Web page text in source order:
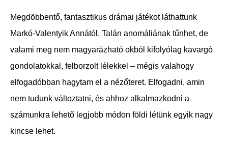
Megdöbbentő, fantasztikus drámai játékot láthattunk
Markó-Valentyik Annától. Talán anomáliának tűnhet, de
valami meg nem magyarázható okból kifolyólag kavargó
gondolatokkal, felborzolt lélekkel – mégis valahogy
elfogadóbban hagytam el a nézőteret. Elfogadni, amin
nem tudunk változtatni, és ahhoz alkalmazkodni a
számunkra lehető legjobb módon földi létünk egyik nagy
kincse lehet.